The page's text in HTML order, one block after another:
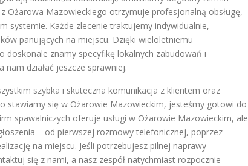
Ożarowa Mazowieckiego otrzymuje profesjonalną obsługę,
systemie. Każde zlecenie traktujemy indywidualnie,
panujących na miejscu. Dzięki wieloletniemu
doskonale znamy specyfikę lokalnych zabudowań i
działać jeszcze sprawniej.
szybka i skuteczna komunikacja z klientem oraz
stawiamy się w Ożarowie Mazowieckim, jesteśmy gotowi do
spawalniczych oferuje usługi w Ożarowie Mazowieckim, ale
– od pierwszej rozmowy telefonicznej, poprzez
na miejscu. Jeśli potrzebujesz pilnej naprawy
się z nami, a nasz zespół natychmiast rozpocznie